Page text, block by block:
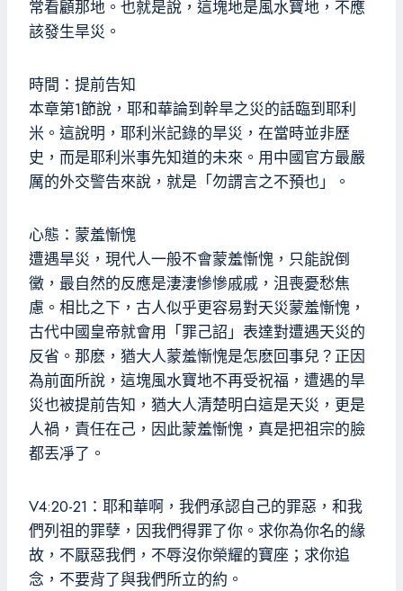
常看顧那地。也就是說，這塊地是風水寶地，不應
該發生旱災。
時間：提前告知
本章第1節說，耶和華論到幹旱之災的話臨到耶利
米。這說明，耶利米記錄的旱災，在當時並非歷
史，而是耶利米事先知道的未來。用中國官方最嚴
厲的外交警告來說，就是「勿謂言之不預也」。
心態：蒙羞慚愧
遭遇旱災，現代人一般不會蒙羞慚愧，只能說倒
黴，最自然的反應是淒淒慘慘戚戚，沮喪憂愁焦
慮。相比之下，古人似乎更容易對天災蒙羞慚愧，
古代中國皇帝就會用「罪己詔」表達對遭遇天災的
反省。那麽，猶大人蒙羞慚愧是怎麽回事兒？正因
為前面所說，這塊風水寶地不再受祝福，遭遇的旱
災也被提前告知，猶大人清楚明白這是天災，更是
人禍，責任在己，因此蒙羞慚愧，真是把祖宗的臉
都丟凈了。
V4:20-21：耶和華啊，我們承認自己的罪惡，和我
們列祖的罪孽，因我們得罪了你。求你為你名的緣
故，不厭惡我們，不辱沒你榮耀的寶座；求你追
念，不要背了與我們所立的約。